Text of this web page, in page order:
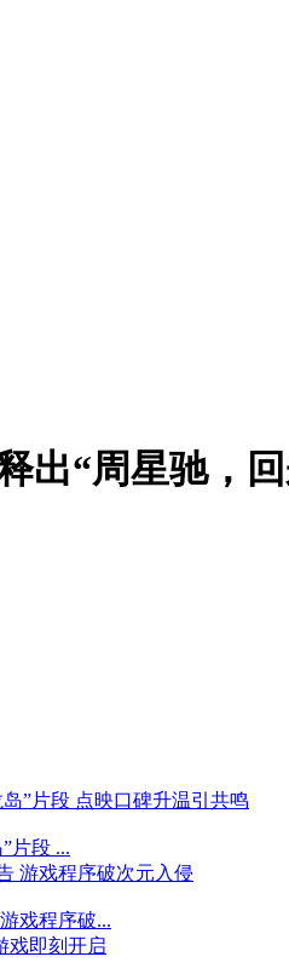
出“周星驰，
片段 ...
戏程序破...